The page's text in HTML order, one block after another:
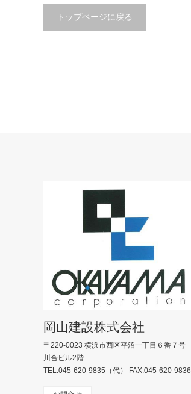
トップページに戻る
岡山建設株式会社
〒220-0023 横浜市西区平沼一丁目６番７号
川合ビル2階
TEL.045-620-9835（代） FAX.045-620-9836